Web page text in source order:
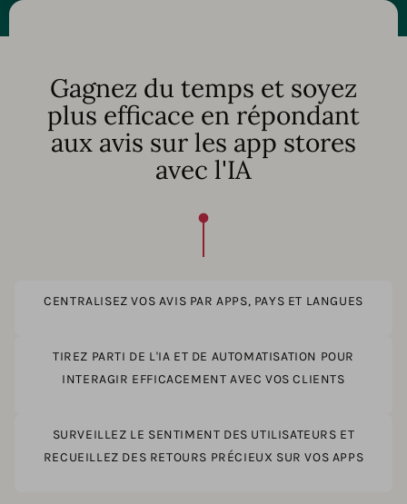
Gagnez du temps et soyez
plus efficace en répondant
aux avis sur les app stores
avec l'IA
CENTRALISEZ VOS AVIS PAR APPS, PAYS ET LANGUES
TIREZ PARTI DE L'IA ET DE AUTOMATISATION POUR
INTERAGIR EFFICACEMENT AVEC VOS CLIENTS
SURVEILLEZ LE SENTIMENT DES UTILISATEURS ET
RECUEILLEZ DES RETOURS PRÉCIEUX SUR VOS APPS